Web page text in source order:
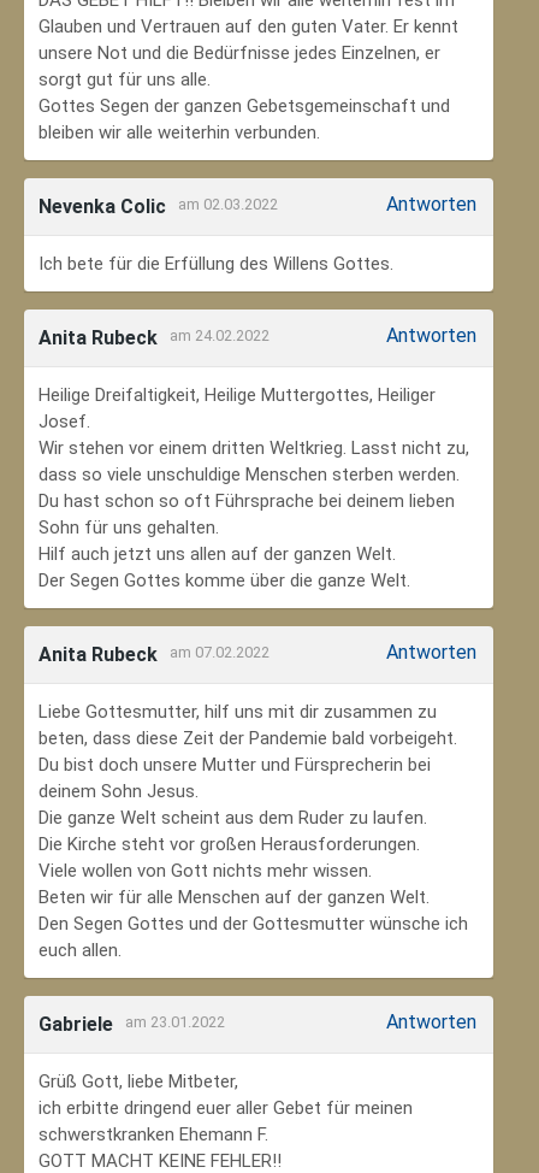
Glauben und Vertrauen auf den guten Vater. Er kennt
unsere Not und die Bedürfnisse jedes Einzelnen, er
sorgt gut für uns alle.
Gottes Segen der ganzen Gebetsgemeinschaft und
bleiben wir alle weiterhin verbunden.
Nevenka Colic am 02.03.2022 Antworten
Ich bete für die Erfüllung des Willens Gottes.
Anita Rubeck am 24.02.2022 Antworten
Heilige Dreifaltigkeit, Heilige Muttergottes, Heiliger
Josef.
Wir stehen vor einem dritten Weltkrieg. Lasst nicht zu,
dass so viele unschuldige Menschen sterben werden.
Du hast schon so oft Führsprache bei deinem lieben
Sohn für uns gehalten.
Hilf auch jetzt uns allen auf der ganzen Welt.
Der Segen Gottes komme über die ganze Welt.
Anita Rubeck am 07.02.2022 Antworten
Liebe Gottesmutter, hilf uns mit dir zusammen zu
beten, dass diese Zeit der Pandemie bald vorbeigeht.
Du bist doch unsere Mutter und Fürsprecherin bei
deinem Sohn Jesus.
Die ganze Welt scheint aus dem Ruder zu laufen.
Die Kirche steht vor großen Herausforderungen.
Viele wollen von Gott nichts mehr wissen.
Beten wir für alle Menschen auf der ganzen Welt.
Den Segen Gottes und der Gottesmutter wünsche ich
euch allen.
Gabriele am 23.01.2022 Antworten
Grüß Gott, liebe Mitbeter,
ich erbitte dringend euer aller Gebet für meinen
schwerstkranken Ehemann F.
GOTT MACHT KEINE FEHLER!!